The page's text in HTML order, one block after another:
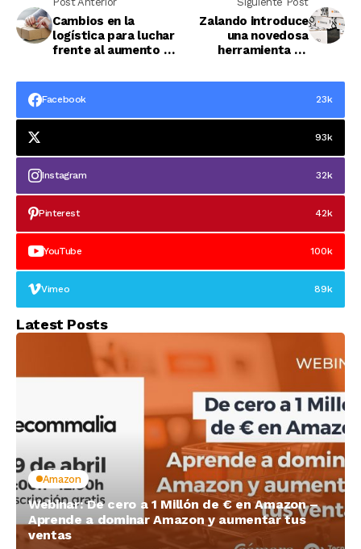
Cambios en la
logística para luchar
frente al aumento de
Zalando introduce
una novedosa
herramienta de
para recomendar
Facebook 23k
93k
Instagram 32k
Pinterest 42k
YouTube 100k
Vimeo 89k
Latest Posts
Amazon
Webinar: De cero a 1 Millón de € en Amazon –
Aprende a dominar Amazon y aumentar tus
ventas